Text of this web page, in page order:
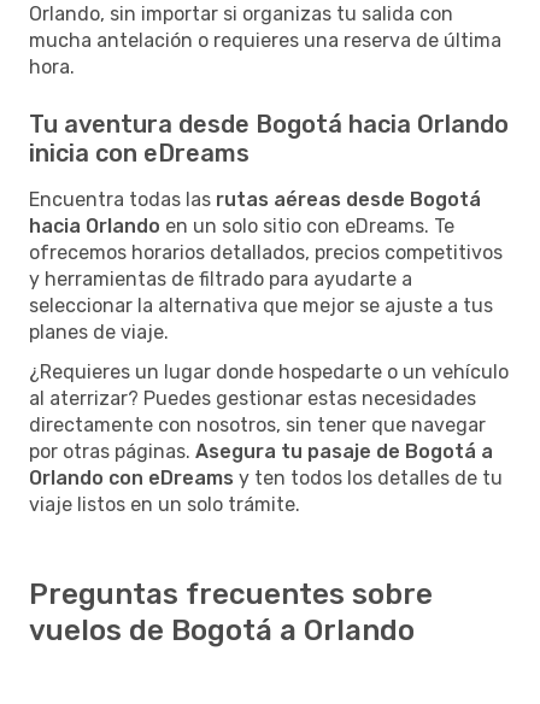
Orlando, sin importar si organizas tu salida con
mucha antelación o requieres una reserva de última
hora.
Tu aventura desde Bogotá hacia Orlando
inicia con eDreams
Encuentra todas las rutas aéreas desde Bogotá
hacia Orlando en un solo sitio con eDreams. Te
ofrecemos horarios detallados, precios competitivos
y herramientas de filtrado para ayudarte a
seleccionar la alternativa que mejor se ajuste a tus
planes de viaje.
¿Requieres un lugar donde hospedarte o un vehículo
al aterrizar? Puedes gestionar estas necesidades
directamente con nosotros, sin tener que navegar
por otras páginas. Asegura tu pasaje de Bogotá a
Orlando con eDreams y ten todos los detalles de tu
viaje listos en un solo trámite.
Preguntas frecuentes sobre
vuelos de Bogotá a Orlando